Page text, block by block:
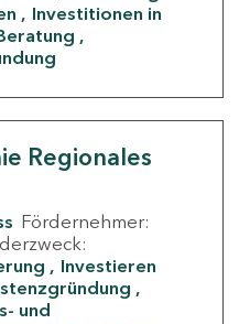
Investitionen in
Regionales
Fördernehmer:
Investieren
und